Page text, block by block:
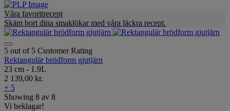
Våra favoritrecept
Skäm bort dina smaklökar med våra läckra recept.
5 out of 5 Customer Rating
Rektangulär brödform gjutjärn
23 cm - 1.9L
2 139,00 kr.
+ 5
Showing 8 av 8
Vi beklagar!